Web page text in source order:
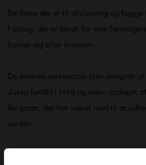
De fleste der er til afslapning og hygge
Fatboy, der er kendt for sine farverige
former sig efter kroppen.
De ikoniske sækkestole blev designet
Jukka Setälä i 1998 og siden opdaget
Bergman, der har været med til at
verden.
Sækkestolene fylder meget i Fatboys